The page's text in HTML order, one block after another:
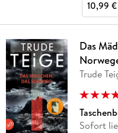
10,99 €
Das
Trude
Sofort